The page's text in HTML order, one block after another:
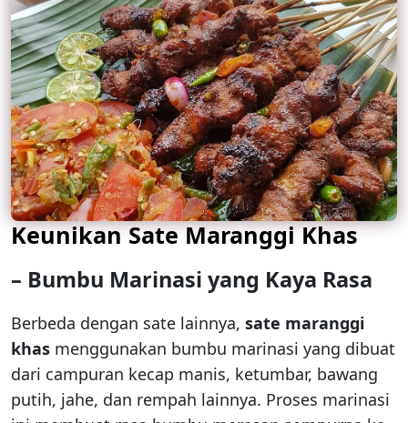
Keunikan Sate Maranggi Khas
– Bumbu Marinasi yang Kaya Rasa
Berbeda dengan sate lainnya, sate maranggi
khas menggunakan bumbu marinasi yang dibuat
dari campuran kecap manis, ketumbar, bawang
putih, jahe, dan rempah lainnya. Proses marinasi